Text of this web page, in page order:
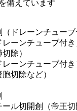
備えています
ドレーンチューブ
ーンチューブ付き
除）
ーンチューブ付き
切除など）
ール切開創（帝王